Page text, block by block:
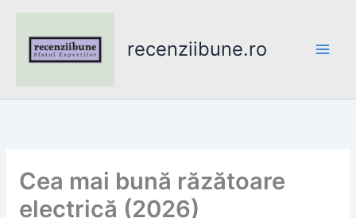
content
recenziibune.ro
Cea mai bună răzătoare
electrică (2026)